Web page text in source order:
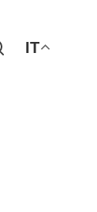
IT